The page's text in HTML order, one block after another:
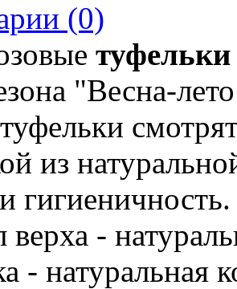
(0)
туфельки
"Весна-
из
гигиеничность.
-
- натуральная